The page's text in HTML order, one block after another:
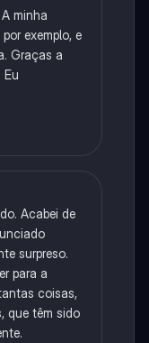
minha
exemplo, e
Graças a
Eu
Acabei de
surpreso.
para a
coisas,
que têm sido